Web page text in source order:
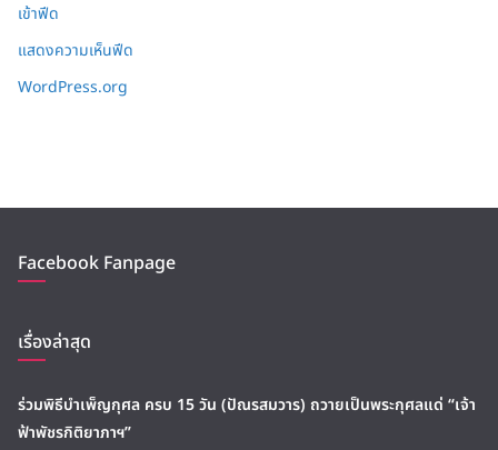
เข้าฟีด
แสดงความเห็นฟีด
WordPress.org
Facebook Fanpage
เรื่องล่าสุด
ร่วมพิธีบำเพ็ญกุศล ครบ 15 วัน (ปัณรสมวาร) ถวายเป็นพระกุศลแด่ “เจ้า
ฟ้าพัชรกิติยาภาฯ”